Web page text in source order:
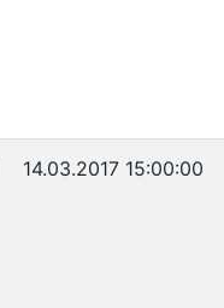
14.03.2017 15:00:00